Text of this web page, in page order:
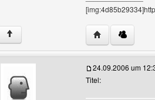
↑ Website dieses
24.09.2006 um
Titel: